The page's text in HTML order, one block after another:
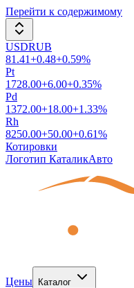
Перейти к содержимому
USDRUB
81.41+0.48+0.59%
Pt
1728.00+6.00+0.35%
Pd
1372.00+18.00+1.33%
Rh
8250.00+50.00+0.61%
Котировки
Логотип КаталикАвто
Цены Каталог